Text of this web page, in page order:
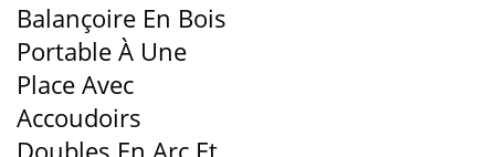
Balançoire En Bois
Portable À Une
Place Avec
Accoudoirs